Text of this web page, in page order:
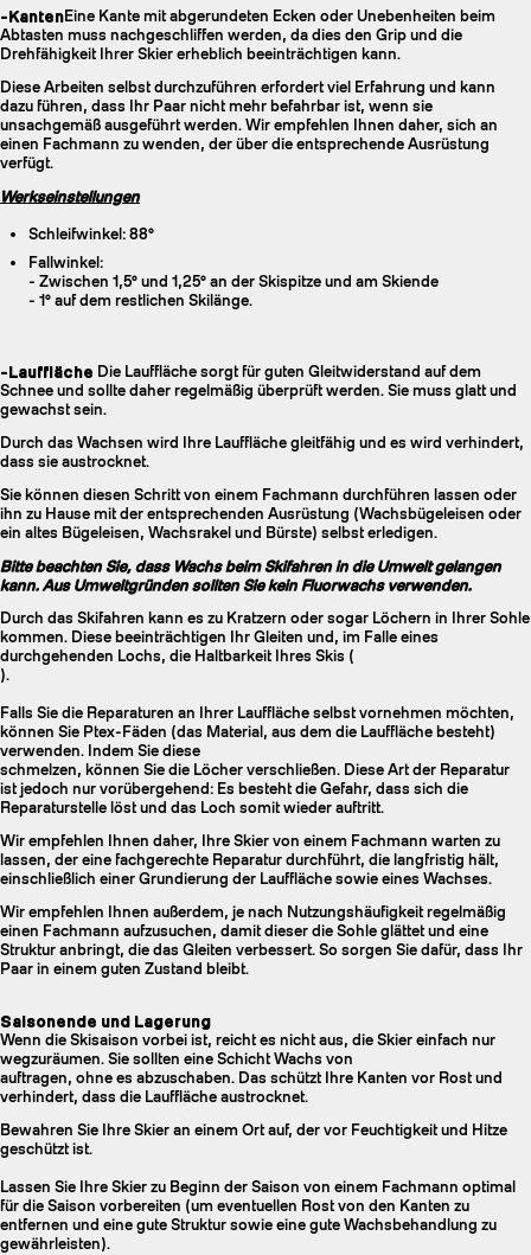
-KantenEine Kante mit abgerundeten Ecken oder Unebenheiten beim
Abtasten muss nachgeschliffen werden, da dies den Grip und die
Drehfähigkeit Ihrer Skier erheblich beeinträchtigen kann.
Diese Arbeiten selbst durchzuführen erfordert viel Erfahrung und kann
dazu führen, dass Ihr Paar nicht mehr befahrbar ist, wenn sie
unsachgemäß ausgeführt werden. Wir empfehlen Ihnen daher, sich an
einen Fachmann zu wenden, der über die entsprechende Ausrüstung
verfügt.
Werkseinstellungen
Schleifwinkel: 88°
Fallwinkel:
- Zwischen 1,5° und 1,25° an der Skispitze und am Skiende
- 1° auf dem restlichen Skilänge.
-Lauffläche Die Lauffläche sorgt für guten Gleitwiderstand auf dem
Schnee und sollte daher regelmäßig überprüft werden. Sie muss glatt und
gewachst sein.
Durch das Wachsen wird Ihre Lauffläche gleitfähig und es wird verhindert,
dass sie austrocknet.
Sie können diesen Schritt von einem Fachmann durchführen lassen oder
ihn zu Hause mit der entsprechenden Ausrüstung (Wachsbügeleisen oder
ein altes Bügeleisen, Wachsrakel und Bürste) selbst erledigen.
Bitte beachten Sie, dass Wachs beim Skifahren in die Umwelt gelangen
kann. Aus Umweltgründen sollten Sie kein Fluorwachs verwenden.
Durch das Skifahren kann es zu Kratzern oder sogar Löchern in Ihrer Sohle
kommen. Diese beeinträchtigen Ihr Gleiten und, im Falle eines
durchgehenden Lochs, die Haltbarkeit Ihres Skis (
).
Falls Sie die Reparaturen an Ihrer Lauffläche selbst vornehmen möchten,
können Sie Ptex-Fäden (das Material, aus dem die Lauffläche besteht)
verwenden. Indem Sie diese
schmelzen, können Sie die Löcher verschließen. Diese Art der Reparatur
ist jedoch nur vorübergehend: Es besteht die Gefahr, dass sich die
Reparaturstelle löst und das Loch somit wieder auftritt.
Wir empfehlen Ihnen daher, Ihre Skier von einem Fachmann warten zu
lassen, der eine fachgerechte Reparatur durchführt, die langfristig hält,
einschließlich einer Grundierung der Lauffläche sowie eines Wachses.
Wir empfehlen Ihnen außerdem, je nach Nutzungshäufigkeit regelmäßig
einen Fachmann aufzusuchen, damit dieser die Sohle glättet und eine
Struktur anbringt, die das Gleiten verbessert. So sorgen Sie dafür, dass Ihr
Paar in einem guten Zustand bleibt.
Saisonende und Lagerung
Wenn die Skisaison vorbei ist, reicht es nicht aus, die Skier einfach nur
wegzuräumen. Sie sollten eine Schicht Wachs von
auftragen, ohne es abzuschaben. Das schützt Ihre Kanten vor Rost und
verhindert, dass die Lauffläche austrocknet.
Bewahren Sie Ihre Skier an einem Ort auf, der vor Feuchtigkeit und Hitze
geschützt ist.
Lassen Sie Ihre Skier zu Beginn der Saison von einem Fachmann optimal
für die Saison vorbereiten (um eventuellen Rost von den Kanten zu
entfernen und eine gute Struktur sowie eine gute Wachsbehandlung zu
gewährleisten).